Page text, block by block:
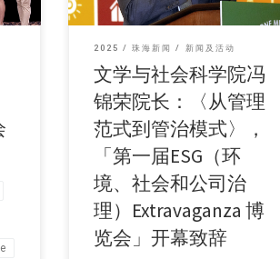
2025 珠海新闻 新闻及活动
文学与社会科学院冯
锦荣院长：〈从管理
范式到管治模式〉，
「第一届ESG（环
境、社会和公司治
理）Extravaganza 博
览会」开幕致辞